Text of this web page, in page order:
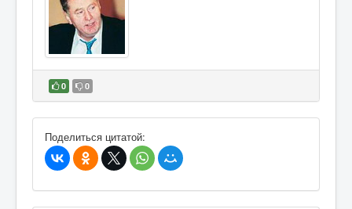
0 0
В избранное
Поделиться цитатой: